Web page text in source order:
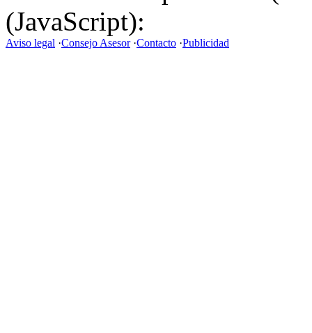
(JavaScript):
Aviso legal ·Consejo Asesor·Contacto ·Publicidad